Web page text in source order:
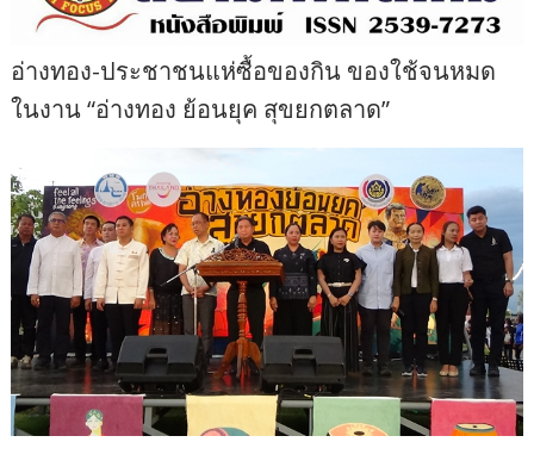
อ่างทอง-ประชาชนแห่ซื้อของกิน ของใช้จนหมด
ในงาน “อ่างทอง ย้อนยุค สุขยกตลาด”